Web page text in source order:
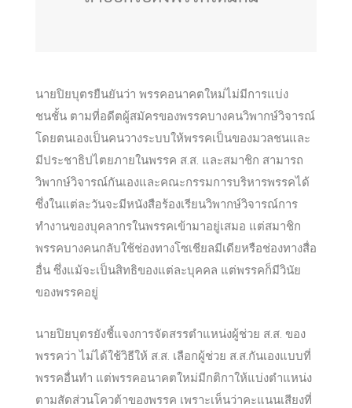
นายปิยบุตรยืนยันว่า พรรคอนาคตใหม่ไม่มีการแบ่ง
ชนชั้น ตามที่อดีตผู้สมัครของพรรคบางคนวิพากษ์วิจารณ์
โดยตนเองเป็นคนวางระบบให้พรรคเป็นของมวลชนและ
มีประชาธิปไตยภายในพรรค ส.ส. และสมาชิก สามารถ
วิพากษ์วิจารณ์กันเองและคณะกรรมการบริหารพรรคได้
ซึ่งในแต่ละวันจะมีหนังสือร้องเรียนวิพากษ์วิจารณ์การ
ทำงานของบุคลากรในพรรคเข้ามาอยู่เสมอ แต่สมาชิก
พรรคบางคนกลับใช้ช่องทางโซเชียลมีเดียหรือช่องทางสื่อ
อื่น ซึ่งแม้จะเป็นสิทธิของแต่ละบุคคล แต่พรรคก็มีวินัย
ของพรรคอยู่
นายปิยบุตรยังชี้แจงการจัดสรรตำแหน่งผู้ช่วย ส.ส. ของ
พรรคว่า ไม่ได้ใช้วิธีให้ ส.ส. เลือกผู้ช่วย ส.ส.กันเองแบบที่
พรรคอื่นทำ แต่พรรคอนาคตใหม่มีกติกาให้แบ่งตำแหน่ง
ตามสัดส่วนโควต้าของพรรค เพราะเห็นว่าคะแนนเสียงที่